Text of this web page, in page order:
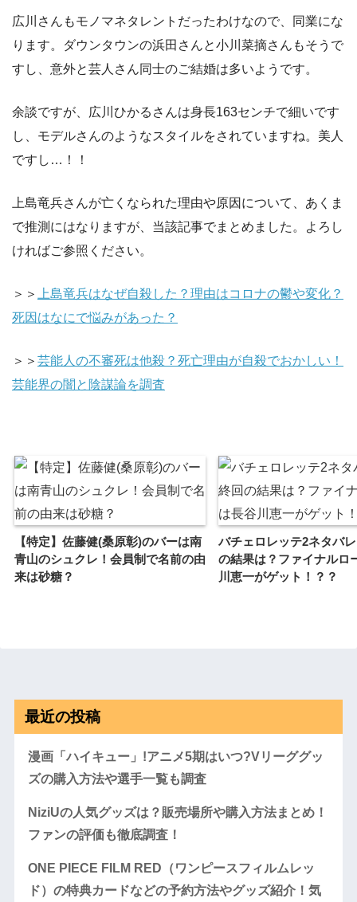
広川さんもモノマネタレントだったわけなので、同業にな
ります。ダウンタウンの浜田さんと小川菜摘さんもそうで
すし、意外と芸人さん同士のご結婚は多いようです。
余談ですが、広川ひかるさんは身長163センチで細いです
し、モデルさんのようなスタイルをされていますね。美人
ですし…！！
上島竜兵さんが亡くなられた理由や原因について、あくま
で推測にはなりますが、当該記事でまとめました。よろし
ければご参照ください。
＞＞
上島竜兵はなぜ自殺した？理由はコロナの鬱や変化？
死因はなにで悩みがあった？
＞＞ 芸能人の不審死は他殺？死亡理由が自殺でおかしい！
芸能界の闇と陰謀論を調査
【特定】佐藤健(桑原彰)のバーは南
青山のシュクレ！会員制で名前の由
来は砂糖？
バチェロレッテ2ネタバ
の結果は？ファイナルロ
川恵一がゲット！？？
漫画「ハイキュー」!アニメ5期はいつ?Vリーググッ
ズの購入方法や選手一覧も調査
NiziUの人気グッズは？販売場所や購入方法まとめ！
ONE PIECE FILM RED（ワンピースフィルムレッ
になるネタバレや現段階の評価は？！